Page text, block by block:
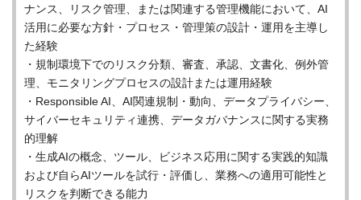
ナンス、リスク管理、または関連する管理機能において、AI
活用に必要な方針・プロセス・管理策の設計・運用を主導し
た経験
・規制環境下でのリスク分類、審査、承認、文書化、例外管
理、モニタリングプロセスの設計または運用経験
・Responsible AI、AI関連規制・動向、データプライバシー、
サイバーセキュリティ連携、データガバナンスに関する実務
的理解
・生成AIの概念、ツール、ビジネス応用に関する実践的知識
および自らAIツールを試行・評価し、業務への適用可能性と
リスクを判断できる能力